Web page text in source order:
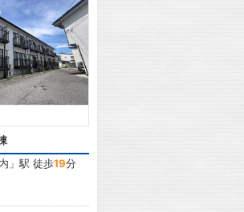
」駅 徒歩19分